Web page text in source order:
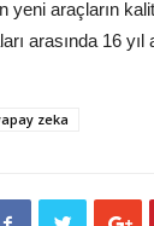
yeni araçların
arasında 16
zeka